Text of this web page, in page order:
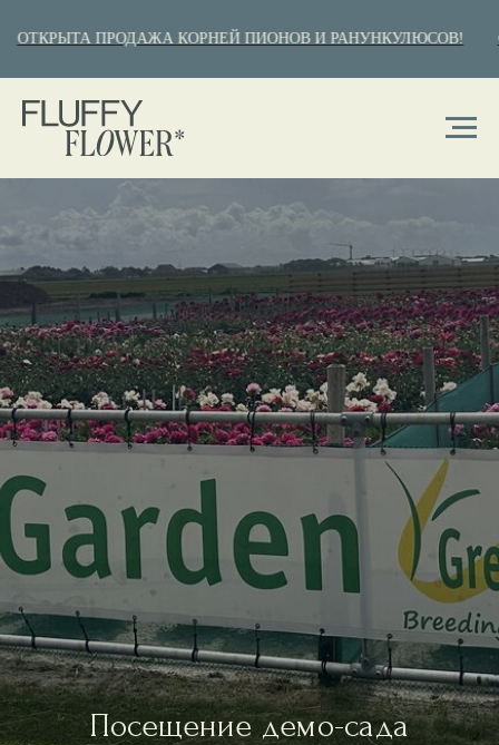
ПРОДАЖА КОРНЕЙ ПИОНОВ И РАНУНКУЛЮСОВ! ОТКРЫТА
Посещение демо-сада